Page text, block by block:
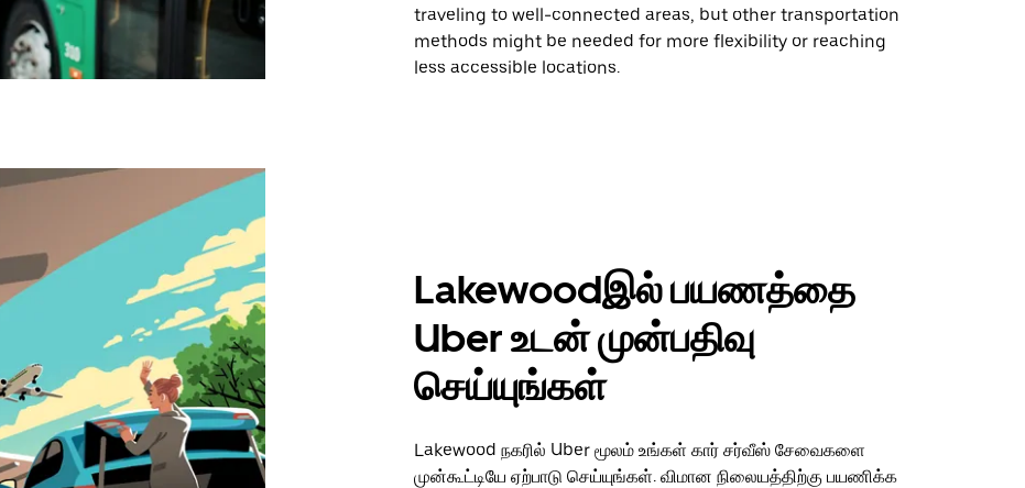
traveling to well-connected areas, but other transportation
methods might be needed for more flexibility or reaching
less accessible locations.
Lakewoodஇல் பயணத்தை
Uber உடன் முன்பதிவு
செய்யுங்கள்
Lakewood நகரில் Uber மூலம் உங்கள் கார் சர்வீஸ் சேவைகளை
முன்கூட்டியே ஏற்பாடு செய்யுங்கள். விமான நிலையத்திற்கு பயணிக்க